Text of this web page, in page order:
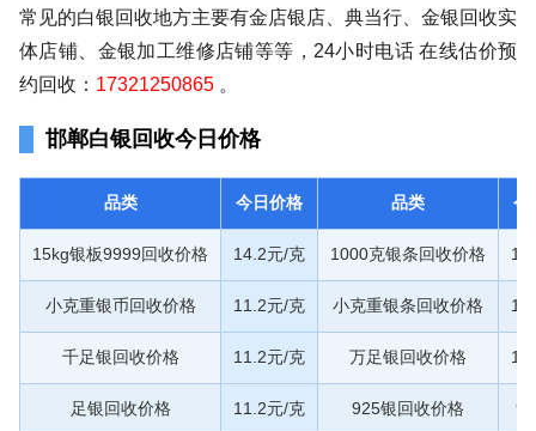
常见的白银回收地方主要有金店银店、典当行、金银回收实
体店铺、金银加工维修店铺等等，24小时电话 在线估价预
约回收： 17321250865 。
邯郸白银回收今日价格
品类 今日价格 品类 今
15kg银板9999回收价格 14.2元/克 1000克银条回收价格
小克重银币回收价格 11.2元/克 小克重银条回收价格
千足银回收价格 11.2元/克 万足银回收价格
足银回收价格 11.2元/克 925银回收价格